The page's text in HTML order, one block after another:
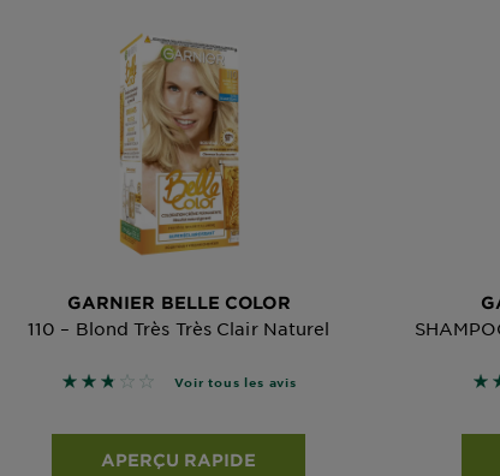
GARNIER BELLE COLOR
110 – Blond Très Très Clair Naturel
2.75 sur 5 étoiles basé sur les avis
Voir tous les avis
APERÇU RAPIDE